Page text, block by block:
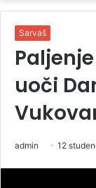
Sarvaš
uoči
admin 12